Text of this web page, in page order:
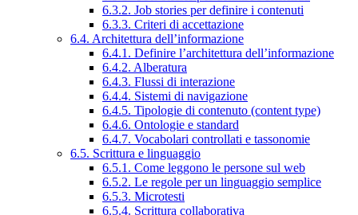
6.3.2. Job stories per definire i contenuti
6.3.3. Criteri di accettazione
6.4. Architettura dell’informazione
6.4.1. Definire l’architettura dell’informazione
6.4.2. Alberatura
6.4.3. Flussi di interazione
6.4.4. Sistemi di navigazione
6.4.5. Tipologie di contenuto (content type)
6.4.6. Ontologie e standard
6.4.7. Vocabolari controllati e tassonomie
6.5. Scrittura e linguaggio
6.5.1. Come leggono le persone sul web
6.5.2. Le regole per un linguaggio semplice
6.5.3. Microtesti
6.5.4. Scrittura collaborativa